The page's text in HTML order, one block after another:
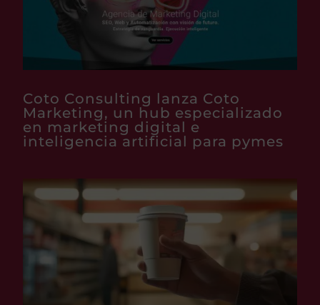
Coto Consulting lanza Coto
Marketing, un hub especializado
en marketing digital e
inteligencia artificial para pymes